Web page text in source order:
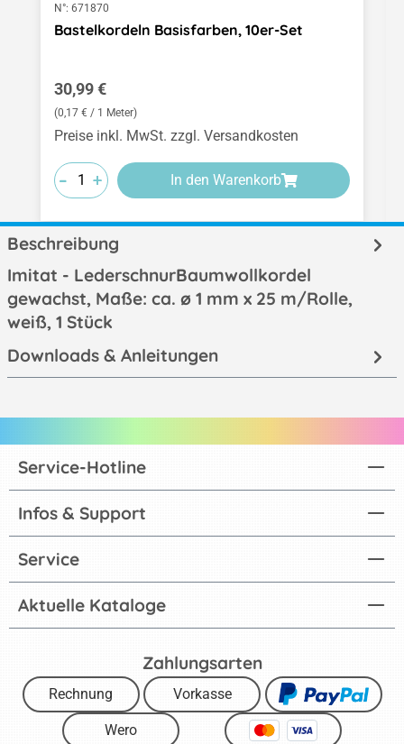
N°: 671870
Bastelkordeln Basisfarben, 10er-Set
Regulärer Preis:
30,99 €
(0,17 € / 1 Meter)
Preise inkl. MwSt. zzgl. Versandkosten
-
-
- +
+
+ In den Warenkorb
Beschreibung
Imitat - LederschnurBaumwollkordel
gewachst, Maße: ca. ø 1 mm x 25 m/Rolle,
weiß, 1 Stück
Downloads & Anleitungen
Aktuelle Kataloge
Service-Hotline
Infos & Support
Service
Zahlungsarten
Rechnung Vorkasse
Wero